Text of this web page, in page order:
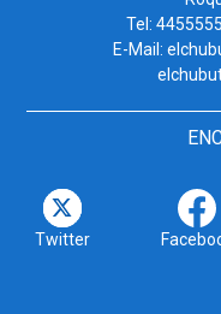
Tel:
E-Mail:
Twitter